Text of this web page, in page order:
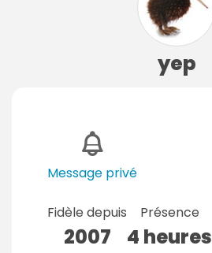
yep
Message privé
Fidèle depuis
2007
Présence
4 heures